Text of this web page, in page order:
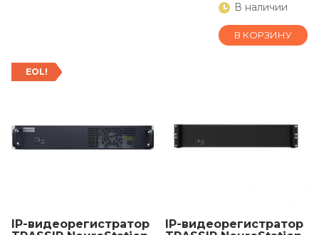
В наличии
В КОРЗИНУ
EOL!
IP-видеорегистратор
IP-видеорегистратор